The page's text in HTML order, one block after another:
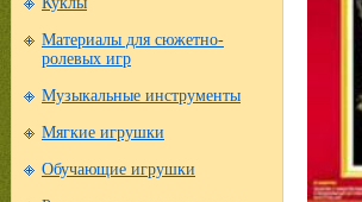
Материалы для сюжетно-
ролевых игр
Музыкальные инструменты
Мягкие игрушки
Обучающие игрушки